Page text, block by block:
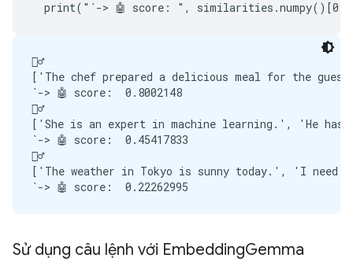
🙋‍♂️
['The chef prepared a delicious meal for the
`-> 🤖 score:  0.8002148
🙋‍♂️
['She is an expert in machine learning.', 'He
`-> 🤖 score:  0.45417833
🙋‍♂️
['The weather in Tokyo is sunny today.', 'I need
Sử dụng câu lệnh với EmbeddingGemma